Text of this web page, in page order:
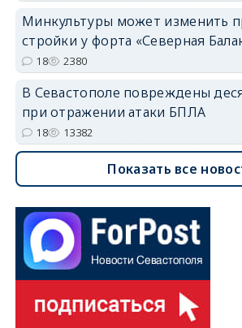
Минкультуры может изменить
стройки у форта «Северная
18 2380
В Севастополе повреждены
при отражении атаки БПЛА
18 13382
Показать все